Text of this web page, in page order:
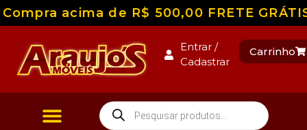
acima de R$ 500,00 FRETE
Entrar /
Cadastrar
Carrinho